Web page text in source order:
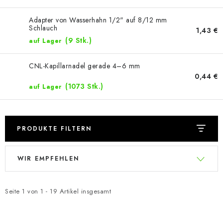
Geschäftsbewertung Kaufberatung AGB
Blog
Datenschutzerklärung
Adapter von Wasserhahn 1/2" auf 8/12 mm
Schlauch
auf Lager (9 Stk.)
1,43 €
CNL-Kapillarnadel gerade 4–6 mm
auf Lager (1073 Stk.)
0,44 €
PRODUKTE FILTERN
L
t
Seite 1 von 1 - 19 Artikel insgesamt
P
d
WIR EMPFEHLEN